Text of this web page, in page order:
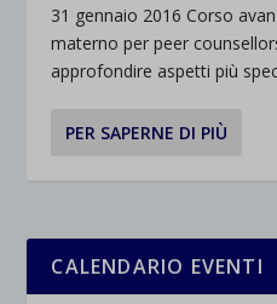
31 gennaio 2016 Corso
materno per peer
approfondire aspetti più
PER SAPERNE DI PIÙ
CALENDARIO EVENTI